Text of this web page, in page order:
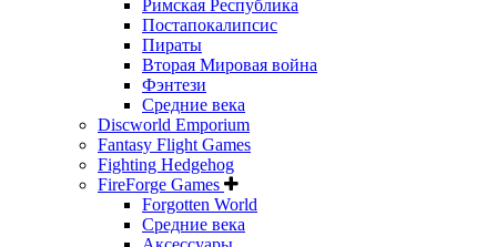
Римская Республика
Постапокалипсис
Пираты
Вторая Мировая война
Фэнтези
Средние века
Discworld Emporium
Fantasy Flight Games
Fighting Hedgehog
FireForge Games
Forgotten World
Средние века